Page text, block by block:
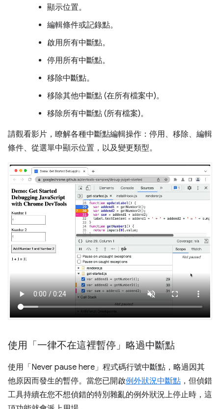
顯示位置。
編輯條件或記錄點。
啟用所有中斷點。
停用所有中斷點。
移除中斷點。
移除其他中斷點 (在所有檔案中)。
移除所有中斷點 (所有檔案)。
請觀看影片，瞭解各種中斷點編輯操作：停用、移除、編輯
條件、從選單中顯示位置，以及變更類型。
使用「一律不在這裡暫停」略過中斷點
使用「Never pause here」 程式碼行號中斷點，略過因其
他原因而發生的暫停。當您已開啟例外狀況中斷點 ，但偵錯
工具持續在您不想偵錯的特別雜亂的例外狀況上停止時，這